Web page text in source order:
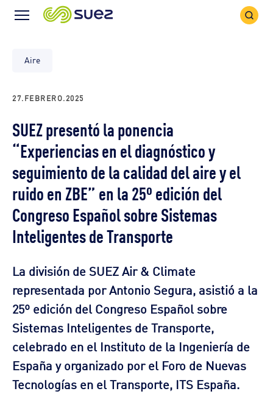
Menu
Search
Icon
Aire
27.FEBRERO.2025
SUEZ presentó la ponencia
“Experiencias en el diagnóstico y
seguimiento de la calidad del aire y el
ruido en ZBE” en la 25º edición del
Congreso Español sobre Sistemas
Inteligentes de Transporte
La división de SUEZ Air & Climate
representada por Antonio Segura, asistió a la
25º edición del Congreso Español sobre
Sistemas Inteligentes de Transporte,
celebrado en el Instituto de la Ingeniería de
España y organizado por el Foro de Nuevas
Tecnologías en el Transporte, ITS España.